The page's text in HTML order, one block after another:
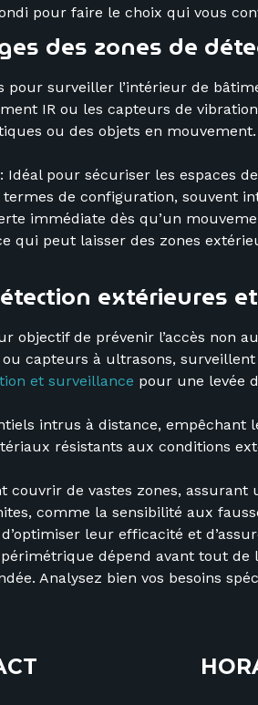
pour faire le choix qui vous
des zones de
pour surveiller l’intérieur de
IR ou les capteurs de
ou des objets en mouvement.
Idéal pour sécuriser les espaces
termes de configuration, souvent
immédiate dès qu’un
qui peut laisser des zones
extérieures
objectif de prévenir l’accès non
capteurs à ultrasons,
et surveillance pour une levée
intrus à distance, empêchant
résistants aux conditions
couvrir de vastes zones, assurant
comme la sensibilité aux
leur efficacité et
dépend avant tout de
Analysez bien vos besoins